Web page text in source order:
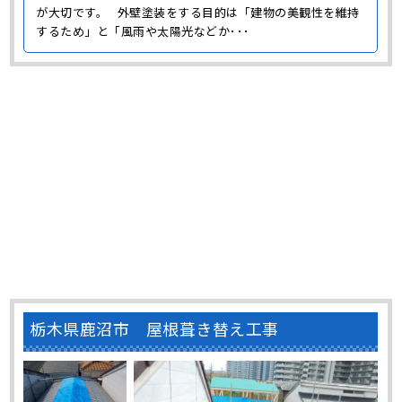
が大切です。 外壁塗装をする目的は「建物の美観性を維持
するため」と「風雨や太陽光などか･･･
栃木県鹿沼市 屋根葺き替え工事